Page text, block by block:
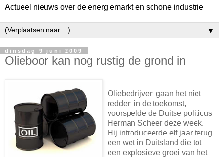
Actueel nieuws over de energiemarkt en schone industrie
▼
dinsdag 9 juni 2009
Olieboor kan nog rustig de grond in
Oliebedrijven gaan het niet
redden in de toekomst,
voorspelde de Duitse politicus
Herman Scheer deze week.
Hij introduceerde elf jaar terug
een wet in Duitsland die tot
een explosieve groei van het